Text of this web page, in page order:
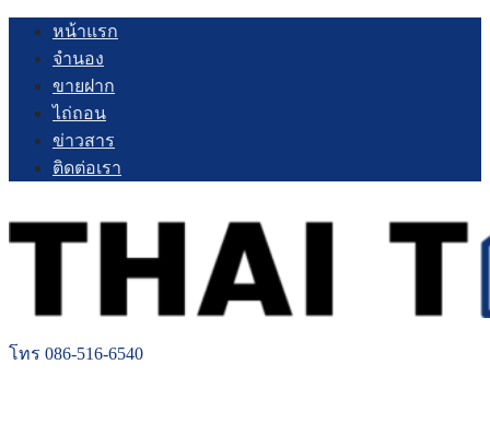
Skip
content
หน้าแรก
จำนอง
ขายฝาก
ไถ่ถอน
ข่าวสาร
ติดต่อเรา
โทร 086-516-6540